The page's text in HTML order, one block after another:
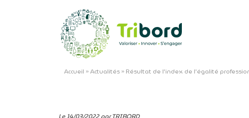
Accueil »Actualités » Résultat de l’index de l’égalité